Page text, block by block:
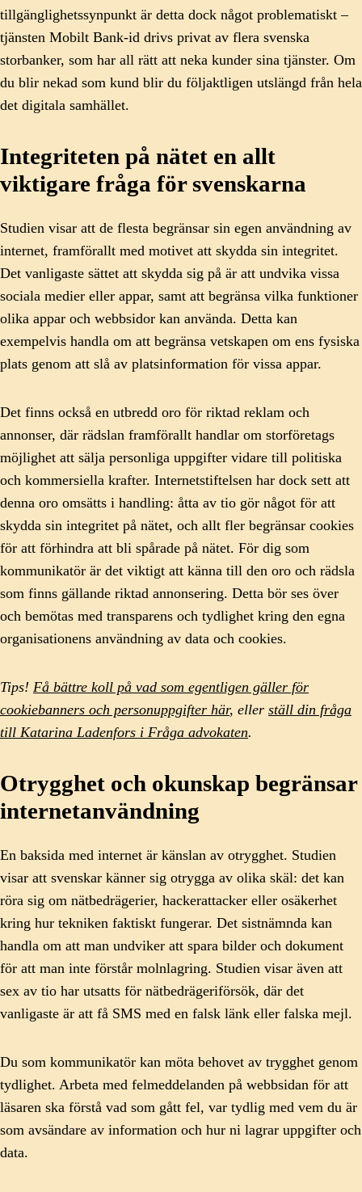
tillgänglighetssynpunkt är detta dock något problematiskt –
tjänsten Mobilt Bank-id drivs privat av flera svenska
storbanker, som har all rätt att neka kunder sina tjänster. Om
du blir nekad som kund blir du följaktligen utslängd från hela
det digitala samhället.
Integriteten på nätet en allt
viktigare fråga för svenskarna
Studien visar att de flesta begränsar sin egen användning av
internet, framförallt med motivet att skydda sin integritet.
Det vanligaste sättet att skydda sig på är att undvika vissa
sociala medier eller appar, samt att begränsa vilka funktioner
olika appar och webbsidor kan använda. Detta kan
exempelvis handla om att begränsa vetskapen om ens fysiska
plats genom att slå av platsinformation för vissa appar.
Det finns också en utbredd oro för riktad reklam och
annonser, där rädslan framförallt handlar om storföretags
möjlighet att sälja personliga uppgifter vidare till politiska
och kommersiella krafter. Internetstiftelsen har dock sett att
denna oro omsätts i handling: åtta av tio gör något för att
skydda sin integritet på nätet, och allt fler begränsar cookies
för att förhindra att bli spårade på nätet. För dig som
kommunikatör är det viktigt att känna till den oro och rädsla
som finns gällande riktad annonsering. Detta bör ses över
och bemötas med transparens och tydlighet kring den egna
organisationens användning av data och cookies.
Tips! Få bättre koll på vad som egentligen gäller för
cookiebanners och personuppgifter här, eller ställ din fråga
till Katarina Ladenfors i Fråga advokaten.
Otrygghet och okunskap begränsar
internetanvändning
En baksida med internet är känslan av otrygghet. Studien
visar att svenskar känner sig otrygga av olika skäl: det kan
röra sig om nätbedrägerier, hackerattacker eller osäkerhet
kring hur tekniken faktiskt fungerar. Det sistnämnda kan
handla om att man undviker att spara bilder och dokument
för att man inte förstår molnlagring. Studien visar även att
sex av tio har utsatts för nätbedrägeriförsök, där det
vanligaste är att få SMS med en falsk länk eller falska mejl.
Du som kommunikatör kan möta behovet av trygghet genom
tydlighet. Arbeta med felmeddelanden på webbsidan för att
läsaren ska förstå vad som gått fel, var tydlig med vem du är
som avsändare av information och hur ni lagrar uppgifter och
data.